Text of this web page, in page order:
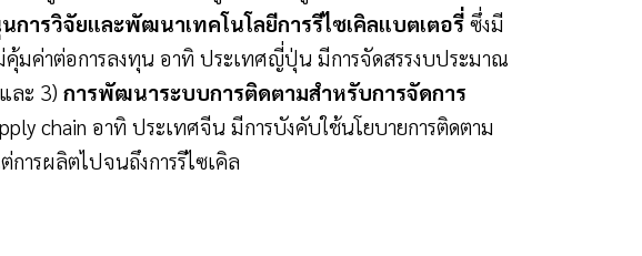
การวิจัยและพัฒนาเทคโนโลยีการรีไซเคิลแบตเตอรี่ซึ่งมี
คุ้มค่าต่อการลงทุน อาทิ ประเทศญี่ปุ่น มีการจัดสรรงบประมาณ
ละ 3) การพัฒนาระบบการติดตามสำหรับการจัดการ
chain อาทิ ประเทศจีน มีการบังคับใช้นโยบายการติดตาม
ารผลิตไปจนถึงการรีไซเคิล